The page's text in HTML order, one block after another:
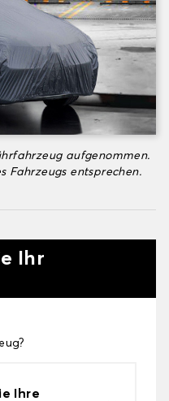
aufgenommen.
Fahrzeugs entsprechen.
Ihr
Ihre